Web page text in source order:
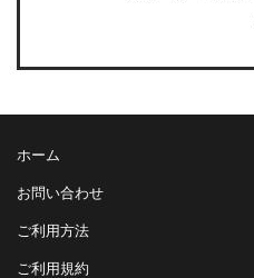
ホーム
お問い合わせ
ご利用方法
ご利用規約